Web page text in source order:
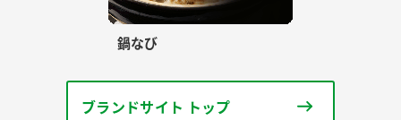
鍋なび
ブランドサイト トップ